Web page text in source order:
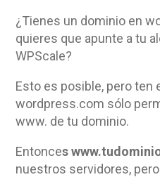
¿Tienes un dominio en
quieres que apunte a tu
WPScale?
Esto es posible, pero ten
wordpress.com sólo
www. de tu dominio.
Entonces
nuestros servidores,